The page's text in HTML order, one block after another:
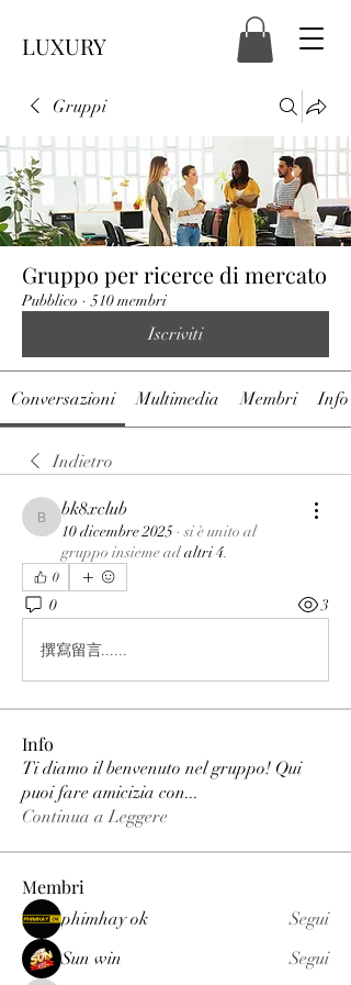
LUXURY
Gruppi
Gruppo per ricerce di mercato
Pubblico · 510 membri
Iscriviti
Conversazioni Multimedia Membri Info
Indietro
bk8xclub
bk8xclub
10 dicembre 2025 ·si è unito al
gruppo insieme adaltri 4.
0
0 3
撰寫留言......
Info
Ti diamo il benvenuto nel gruppo! Qui
puoi fare amicizia con...
Continua a Leggere
Membri
phimhay ok
Segui
Sun win
Segui